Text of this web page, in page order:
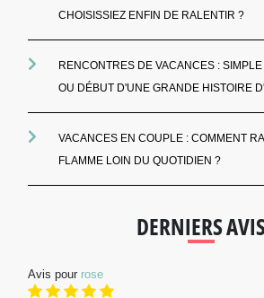
CHOISISSIEZ ENFIN DE RALENTIR ?
RENCONTRES DE VACANCES :
OU DÉBUT D'UNE GRANDE HISTOIRE
VACANCES EN COUPLE : COMMENT
FLAMME LOIN DU QUOTIDIEN ?
DERNIERS
Avis pour rose